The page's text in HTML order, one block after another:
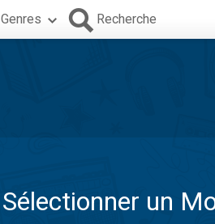
Genres Recherche
Sélectionner un